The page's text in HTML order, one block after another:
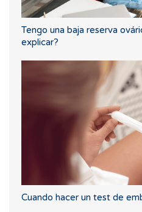
Tengo una baja reserva
explicar?
Cuando hacer un test de